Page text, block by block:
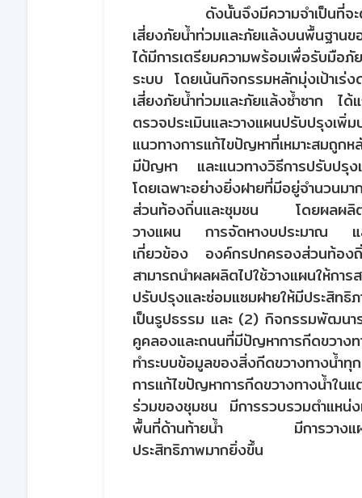
ดังนั้นจึงมีความจำเป็นที่จ
เสี่ยงภัยน้ำท่วมและภัยแล้งบนพื้นฐานข
ได้มีการเตรียมความพร้อมเพื่อรับมือ
ระบบ โดยเน้นกิจกรรมหลักมุ่งเป้าเ
เสี่ยงภัยน้ำท่วมและภัยแล้งซ้ำซาก
ตรวจประเมินและวางแผนปรับปรุง
แนวทางการแก้ไขปัญหาที่เหมาะสมถู
มีปัญหา และแนวทางวิธีการปรับปรุง
โดยเฉพาะอย่างยิ่งฝายที่มีอยู่จำนวน
ส่วนท้องถิ่นและชุมชน โดยผลผลิตที่
วางแผน การจัดหางบประมาณ แล
เกี่ยวข้อง องค์กรปกครองส่วนท้อ
สามารถนำผลผลิตไปใช้วางแผนให้ก
ปรับปรุงและซ่อมแซมฝายให้มีประสิทธิ
เป็นรูปธรรม และ (2) กิจกรรมพัฒนา
คูคลองและถนนที่มีปัญหาการกีดขวาง
ทำระบบข้อมูลของสิ่งกีดขวางทางน้ำ
การแก้ไขปัญหาการกีดขวางทางน้ำใ
ร่วมของชุมชน มีการรวบรวมตำแหน่
พื้นที่ด้านท้ายน้ำ มีการวางแผนกา
ประสิทธิภาพมากยิ่งขึ้น